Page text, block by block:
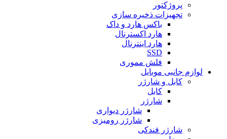
پروژکتور
تجهیزات ذخیره سازی
باکس هارد و داک
هارد اکسترنال
هارد اینترنال
SSD
فلش مموری
لوازم جانبی موبایل
کابل و شارژر
کابل
شارژر
شارژر دیواری
شارژر رومیزی
شارژر فندکی